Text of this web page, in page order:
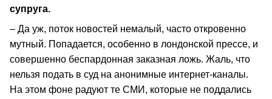
супруга.
– Да уж, поток новостей немалый, часто откровенно
мутный. Попадается, особенно в лондонской прессе, и
совершенно беспардонная заказная ложь. Жаль, что
нельзя подать в суд на анонимные интернет-каналы.
На этом фоне радуют те СМИ, которые не поддались